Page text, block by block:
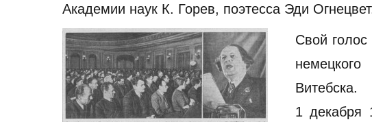
Академии наук К. Горев, поэтесса Эди
Свой голос
Витебска.
1 декабря